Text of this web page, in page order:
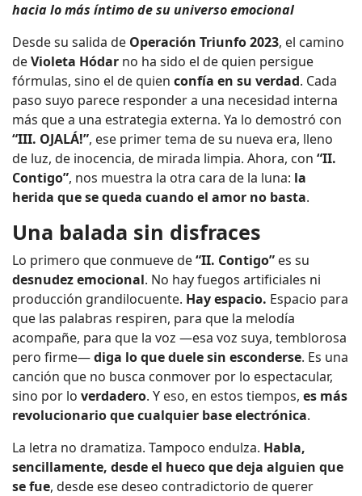
hacia lo más íntimo de su universo emocional
Desde su salida de Operación Triunfo 2023, el camino
deVioleta Hódar no ha sido el de quien persigue
fórmulas, sino el de quien confía en su verdad. Cada
paso suyo parece responder a una necesidad interna
más que a una estrategia externa. Ya lo demostró con
“III. OJALÁ!”, ese primer tema de su nueva era, lleno
de luz, de inocencia, de mirada limpia. Ahora, con “II.
Contigo”, nos muestra la otra cara de la luna: la
herida que se queda cuando el amor no basta.
Una balada sin disfraces
Lo primero que conmueve de“II. Contigo” es su
desnudez emocional. No hay fuegos artificiales ni
producción grandilocuente. Hay espacio. Espacio para
que las palabras respiren, para que la melodía
acompañe, para que la voz —esa voz suya, temblorosa
pero firme—diga lo que duele sin esconderse. Es una
canción que no busca conmover por lo espectacular,
sino por lo verdadero. Y eso, en estos tiempos, es más
revolucionario que cualquier base electrónica.
La letra no dramatiza. Tampoco endulza. Habla,
sencillamente, desde el hueco que deja alguien que
se fue, desde ese deseo contradictorio de querer